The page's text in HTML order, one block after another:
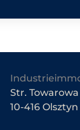
Str.
10-416 Olsztyn